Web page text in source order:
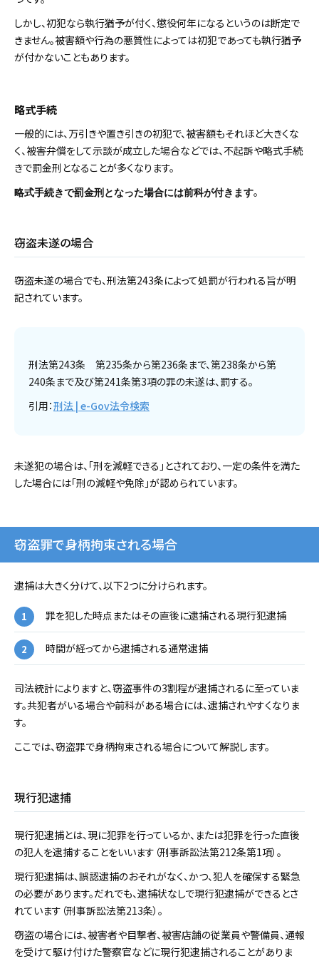
しかし、初犯なら執行猶予が付く、懲役何年になるというのは断定で
きません。被害額や行為の悪質性によっては初犯であっても執行猶予
が付かないこともあります。
略式手続
一般的には、万引きや置き引きの初犯で、被害額もそれほど大きくな
く、被害弁償をして示談が成立した場合などでは、不起訴や略式手続
きで罰金刑となることが多くなります。
略式手続きで罰金刑となった場合には前科が付きます。
窃盗未遂の場合
窃盗未遂の場合でも、刑法第243条によって処罰が行われる旨が明
記されています。
刑法第243条 第235条から第236条まで、第238条から第
240条まで及び第241条第3項の罪の未遂は、罰する。
引用：刑法 | e-Gov法令検索
未遂犯の場合は、「刑を減軽できる」とされており、一定の条件を満た
した場合には「刑の減軽や免除」が認められています。
窃盗罪で身柄拘束される場合
逮捕は大きく分けて、以下2つに分けられます。
罪を犯した時点またはその直後に逮捕される現行犯逮捕
時間が経ってから逮捕される通常逮捕
司法統計によりますと、窃盗事件の3割程が逮捕されるに至っていま
す。共犯者がいる場合や前科がある場合には、逮捕されやすくなりま
す。
ここでは、窃盗罪で身柄拘束される場合について解説します。
現行犯逮捕
現行犯逮捕とは、現に犯罪を行っているか、または犯罪を行った直後
の犯人を逮捕することをいいます（刑事訴訟法第212条第1項）。
現行犯逮捕は、誤認逮捕のおそれがなく、かつ、犯人を確保する緊急
の必要があります。だれでも、逮捕状なしで現行犯逮捕ができるとさ
れています（刑事訴訟法第213条）。
窃盗の場合には、被害者や目撃者、被害店舗の従業員や警備員、通報
を受けて駆け付けた警察官などに現行犯逮捕されることがありま